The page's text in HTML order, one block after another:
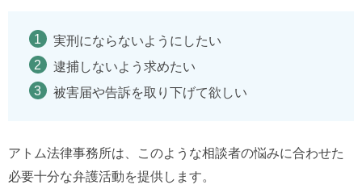
実刑にならないようにしたい
逮捕しないよう求めたい
被害届や告訴を取り下げて欲しい
アトム法律事務所は、このような相談者の悩みに合わせた
必要十分な弁護活動を提供します。